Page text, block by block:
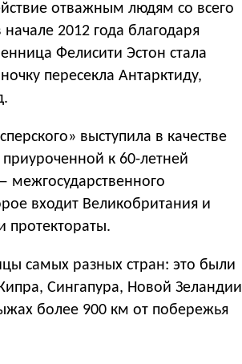
отважным людям со всего
2012 года благодаря
Фелисити Эстон стала
пересекла Антарктиду,
выступила в качестве
к 60-летней
входит Великобритания и
самых разных стран: это были
Сингапура, Новой Зеландии
более 900 км от побережья